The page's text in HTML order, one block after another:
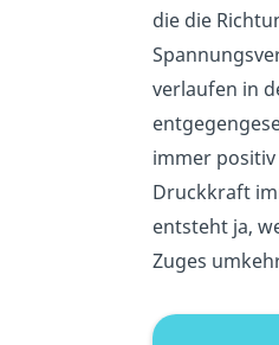
die die
verlaufen in
immer
Druckkraft
entsteht ja,
Zuges